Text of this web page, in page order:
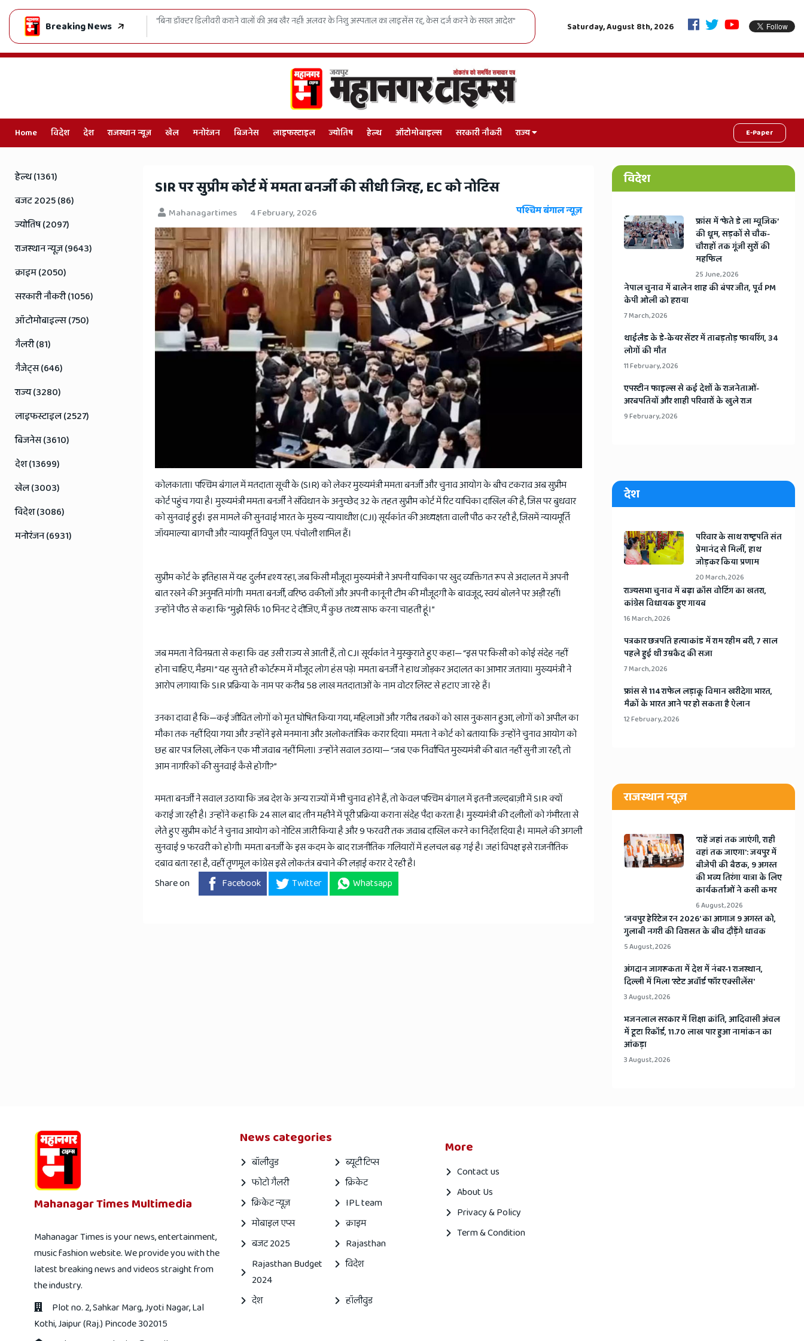
Breaking News
कराने वालों की अब खैर नहीं! अलवर के निशु अस्पताल का लाइसेंस रद्द, केस दर्ज करने के सख्त आदेश" जाति-धर्म छोड़ो, विकास चुनो: जयपुर में युवाओं को निर्वाचन आयुक्त का सीधा संदेश, निष्पक्ष मतदान से ही मजबूत होगा देश "6 महीने सिर्फ मां का दूध, नो
Saturday, August 8th, 2026
Home विदेश देश राजस्थान न्यूज़ खेल मनोरंजन बिजनेस लाइफस्टाइल ज्योतिष हेल्थ ऑटोमोबाइल्स सरकारी नौकरी राज्य E-Paper
Hindi
News,
Hindi
Samachar,
Jaipur
Rajasthan
News
​SIR पर सुप्रीम कोर्ट में ममता बनर्जी की सीधी जिरह, EC को नोटिस
Mahanagartimes 4 February, 2026 पश्चिम बंगाल न्यूज़
कोलकाता। पश्चिम बंगाल में मतदाता सूची के (SIR) को लेकर मुख्यमंत्री ममता बनर्जी और चुनाव आयोग के बीच टकराव अब सुप्रीम
कोर्ट पहुंच गया है। मुख्यमंत्री ममता बनर्जी ने संविधान के अनुच्छेद 32 के तहत सुप्रीम कोर्ट में रिट याचिका दाखिल की है, जिस पर बुधवार
को सुनवाई हुई। इस मामले की सुनवाई भारत के मुख्य न्यायाधीश (CJI) सूर्यकांत की अध्यक्षता वाली पीठ कर रही है, जिसमें न्यायमूर्ति
जॉयमाल्या बागची और न्यायमूर्ति विपुल एम. पंचोली शामिल हैं।
सुप्रीम कोर्ट के इतिहास में यह दुर्लभ दृश्य रहा, जब किसी मौजूदा मुख्यमंत्री ने अपनी याचिका पर खुद व्यक्तिगत रूप से अदालत में अपनी
बात रखने की अनुमति मांगी। ममता बनर्जी, वरिष्ठ वकीलों और अपनी कानूनी टीम की मौजूदगी के बावजूद, स्वयं बोलने पर अड़ी रहीं।
उन्होंने पीठ से कहा कि “मुझे सिर्फ 10 मिनट दे दीजिए, मैं कुछ तथ्य साफ करना चाहती हूं।”
जब ममता ने विनम्रता से कहा कि वह उसी राज्य से आती हैं, तो CJI सूर्यकांत ने मुस्कुराते हुए कहा— “इस पर किसी को कोई संदेह नहीं
होना चाहिए, मैडम।” यह सुनते ही कोर्टरूम में मौजूद लोग हंस पड़े। ममता बनर्जी ने हाथ जोड़कर अदालत का आभार जताया। मुख्यमंत्री ने
आरोप लगाया कि SIR प्रक्रिया के नाम पर करीब 58 लाख मतदाताओं के नाम वोटर लिस्ट से हटाए जा रहे हैं।
उनका दावा है कि—कई जीवित लोगों को मृत घोषित किया गया, महिलाओं और गरीब तबकों को खास नुकसान हुआ, लोगों को अपील का
मौका तक नहीं दिया गया और उन्होंने इसे मनमाना और अलोकतांत्रिक करार दिया। ममता ने कोर्ट को बताया कि उन्होंने चुनाव आयोग को
छह बार पत्र लिखा, लेकिन एक भी जवाब नहीं मिला। उन्होंने सवाल उठाया— “जब एक निर्वाचित मुख्यमंत्री की बात नहीं सुनी जा रही, तो
आम नागरिकों की सुनवाई कैसे होगी?”
ममता बनर्जी ने सवाल उठाया कि जब देश के अन्य राज्यों में भी चुनाव होने हैं, तो केवल पश्चिम बंगाल में इतनी जल्दबाज़ी में SIR क्यों
कराई जा रही है। उन्होंने कहा कि 24 साल बाद तीन महीने में पूरी प्रक्रिया कराना संदेह पैदा करता है। मुख्यमंत्री की दलीलों को गंभीरता से
लेते हुए सुप्रीम कोर्ट ने चुनाव आयोग को नोटिस जारी किया है और 9 फरवरी तक जवाब दाखिल करने का निर्देश दिया है। मामले की अगली
सुनवाई 9 फरवरी को होगी। ममता बनर्जी के इस कदम के बाद राजनीतिक गलियारों में हलचल बढ़ गई है। जहां विपक्ष इसे राजनीतिक
दबाव बता रहा है, वहीं तृणमूल कांग्रेस इसे लोकतंत्र बचाने की लड़ाई करार दे रही है।
Share on
Facebook Twitter Whatsapp
हेल्थ (1361)
बजट 2025 (86)
ज्योतिष (2097)
राजस्थान न्यूज़ (9643)
क्राइम (2050)
सरकारी नौकरी (1056)
ऑटोमोबाइल्स (750)
गैलरी (81)
गैजेट्स (646)
राज्य (3280)
लाइफस्टाइल (2527)
बिजनेस (3610)
देश (13699)
खेल (3003)
विदेश (3086)
मनोरंजन (6931)
विदेश
​फ्रांस में ‘फेते डे ला म्यूजिक’
की धूम, सड़कों से चौक-
चौराहों तक गूंजी सुरों की
महफिल
25 June, 2026
​नेपाल चुनाव में बालेन शाह की बंपर जीत, पूर्व PM
केपी ओली को हराया
7 March, 2026
​थाईलैड के डे-केयर सेंटर में ताबड़तोड़ फायरिंग, 34
लोगों की मौत
11 February, 2026
​एपस्टीन फाइल्स से कई देशों के राजनेताओं-
अरबपतियों और शाही परिवारों के खुले राज
9 February, 2026
देश
​परिवार के साथ राष्ट्रपति संत
प्रेमानंद से मिलीं, हाथ
जोड़कर किया प्रणाम
20 March, 2026
​राज्यसभा चुनाव में बढ़ा क्रॉस वोटिंग का खतरा,
कांग्रेस विधायक हुए गायब
16 March, 2026
​पत्रकार छत्रपति हत्याकांड में राम रहीम बरी, 7 साल
पहले हुई थी उम्रकैद की सजा
7 March, 2026
​फ्रांस से 114 राफेल लड़ाकू विमान खरीदेगा भारत,
मैक्रों के भारत आने पर हो सकता है ऐलान
12 February, 2026
राजस्थान न्यूज़
'राहें जहां तक जाएंगी, राही
वहां तक जाएगा': जयपुर में
बीजेपी की बैठक, 9 अगस्त
की भव्य तिरंगा यात्रा के लिए
कार्यकर्ताओं ने कसी कमर
6 August, 2026
​'जयपुर हेरिटेज रन 2026' का आगाज 9 अगस्त को,
गुलाबी नगरी की विरासत के बीच दौड़ेंगे धावक
5 August, 2026
अंगदान जागरूकता में देश में नंबर-1 राजस्थान,
दिल्ली में मिला 'स्टेट अवॉर्ड फॉर एक्सीलेंस'
3 August, 2026
भजनलाल सरकार में शिक्षा क्रांति, आदिवासी अंचल
में टूटा रिकॉर्ड, 11.70 लाख पार हुआ नामांकन का
आंकड़ा
3 August, 2026
Mahanagar Times Multimedia
Mahanagar Times is your news, entertainment,
music fashion website. We provide you with the
latest breaking news and videos straight from
the industry.
Plot no. 2, Sahkar Marg, Jyoti Nagar, Lal
Kothi, Jaipur (Raj.) Pincode 302015
News categories
बॉलीवुड
ब्यूटी टिप्स
फोटो गैलरी
क्रिकेट
क्रिकेट न्यूज़
IPL team
मोबाइल एप्स
क्राइम
बजट 2025
Rajasthan
Rajasthan Budget
2024
विदेश
देश हॉलीवुड
More
Contact us
About Us
Privacy & Policy
Term & Condition